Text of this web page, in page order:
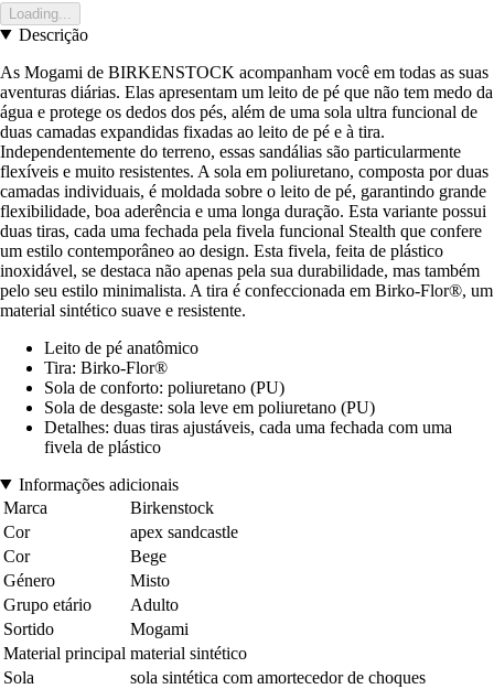
Loading...
Descrição
As Mogami de BIRKENSTOCK acompanham você em todas as suas
aventuras diárias. Elas apresentam um leito de pé que não tem medo da
água e protege os dedos dos pés, além de uma sola ultra funcional de
duas camadas expandidas fixadas ao leito de pé e à tira.
Independentemente do terreno, essas sandálias são particularmente
flexíveis e muito resistentes. A sola em poliuretano, composta por duas
camadas individuais, é moldada sobre o leito de pé, garantindo grande
flexibilidade, boa aderência e uma longa duração. Esta variante possui
duas tiras, cada uma fechada pela fivela funcional Stealth que confere
um estilo contemporâneo ao design. Esta fivela, feita de plástico
inoxidável, se destaca não apenas pela sua durabilidade, mas também
pelo seu estilo minimalista. A tira é confeccionada em Birko-Flor®, um
material sintético suave e resistente.
Leito de pé anatômico
Tira: Birko-Flor®
Sola de conforto: poliuretano (PU)
Sola de desgaste: sola leve em poliuretano (PU)
Detalhes: duas tiras ajustáveis, cada uma fechada com uma
fivela de plástico
Informações adicionais
Marca
Birkenstock
Cor
apex sandcastle
Cor
Bege
Género
Misto
Grupo etário
Adulto
Sortido
Mogami
Material principal material sintético
Sola
sola sintética com amortecedor de choques